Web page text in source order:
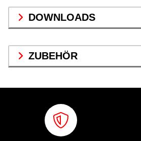
DOWNLOADS
ZUBEHÖR